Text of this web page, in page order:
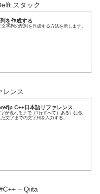
スタック
を作成する
字列の配列を作成する方法を示します。
レンス
C++日本語リファレンス
が現れるまで（1行すべて）あるいは仮
文字までの文字列を入力する。
– Qiita